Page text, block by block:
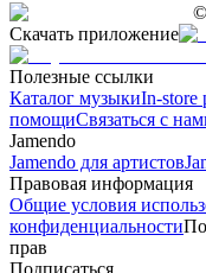
©
Скачать приложение
Полезные ссылки
Каталог музыкиIn-store
помощиСвязаться с
Jamendo
Jamendo для артистов
Правовая информация
Общие условия
конфиденциальности
прав
Подписаться